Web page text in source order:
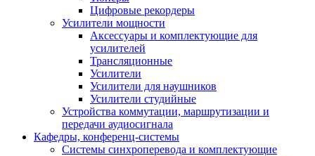
Цифровые рекордеры
Усилители мощности
Аксессуары и комплектующие для
усилителей
Трансляционные
Усилители
Усилители для наушников
Усилители студийные
Устройства коммутации, маршрутизации и
передачи аудиосигнала
Кафедры, конференц-системы
Cистемы синхроперевода и комплектующие